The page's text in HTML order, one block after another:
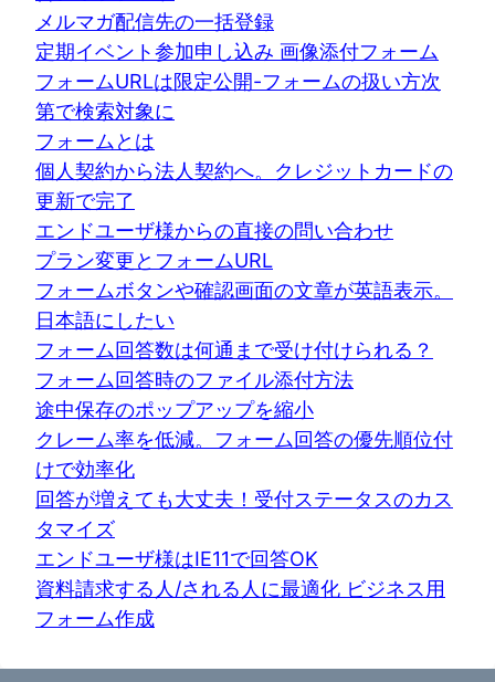
メルマガ配信先の一括登録
定期イベント参加申し込み 画像添付フォーム
フォームURLは限定公開-フォームの扱い方次
第で検索対象に
フォームとは
個人契約から法人契約へ。クレジットカードの
更新で完了
エンドユーザ様からの直接の問い合わせ
プラン変更とフォームURL
フォームボタンや確認画面の文章が英語表示。
日本語にしたい
フォーム回答数は何通まで受け付けられる？
フォーム回答時のファイル添付方法
途中保存のポップアップを縮小
クレーム率を低減。フォーム回答の優先順位付
けで効率化
回答が増えても大丈夫！受付ステータスのカス
タマイズ
エンドユーザ様はIE11で回答OK
資料請求する人/される人に最適化 ビジネス用
フォーム作成